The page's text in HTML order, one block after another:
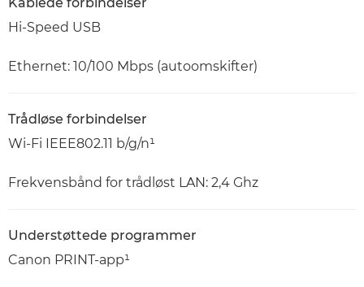
Hi-Speed USB
Ethernet: 10/100 Mbps (autoomskifter)
Trådløse forbindelser
Wi-Fi IEEE802.11 b/g/n¹
Frekvensbånd for trådløst LAN: 2,4 Ghz
Understøttede programmer
Canon PRINT-app¹